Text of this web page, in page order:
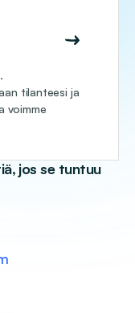
tilanteesi ja
voimme
jos se tuntuu